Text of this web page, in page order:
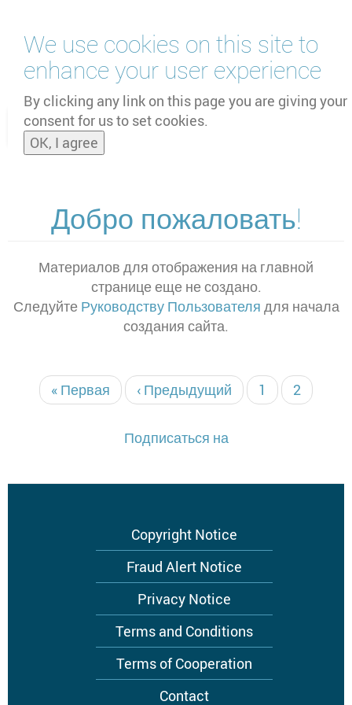
We use cookies on this site to
enhance your user experience
By clicking any link on this page you are giving your
consent for us to set cookies.
OK, I agree
основному
содержанию
and
Добро пожаловать!
Материалов для отображения на главной
странице еще не создано.
Следуйте Руководству Пользователя для начала
создания сайта.
Нумерация
страниц
Первая
страница
« Первая
Предыдущая
страница
‹ Предыдущий Страница
1
Текущая
2
Подписаться на
Copyright Notice
Fraud Alert Notice
Privacy Notice
Terms and Conditions
Terms of Cooperation
Contact